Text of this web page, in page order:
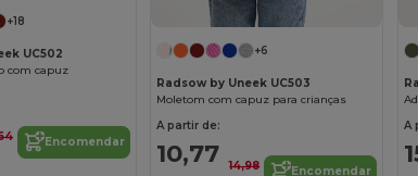
+18
UC502
com capuz
Encomendar
+6
Radsow by Uneek UC503
Moletom com capuz para crianças
A partir de:
10,77
14,98
Encomendar
A